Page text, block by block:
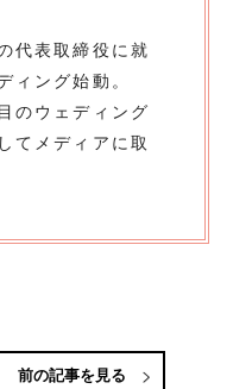
代表取締役に就
ィング始動。
のウェディング
てメディアに取
前の記事を見る